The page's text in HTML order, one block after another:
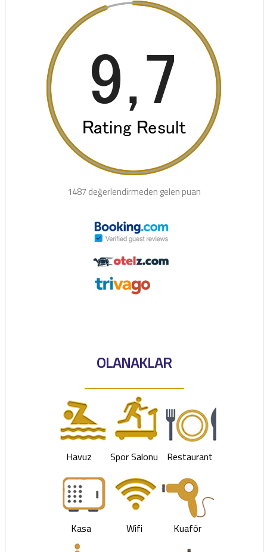
1487 değerlendirmeden gelen puan
OLANAKLAR
Havuz Spor Salonu Restaurant
Kasa Wifi Kuaför